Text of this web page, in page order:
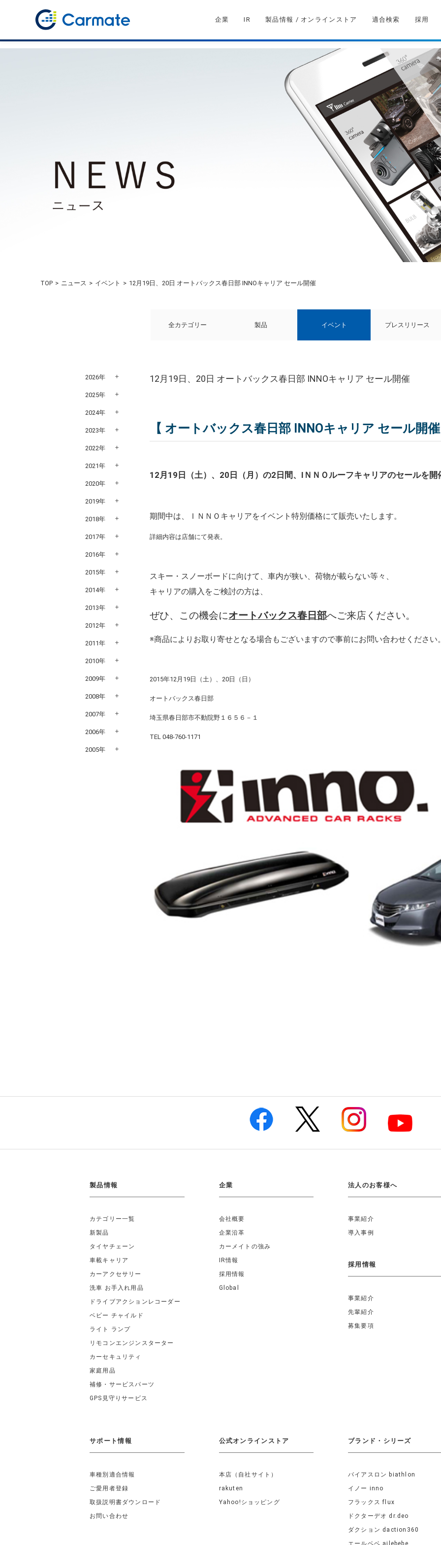
企業 IR 製品情報 / オンラインストア 適合検索 採用
TOP ニュース イベント 12月19日、20日 オートバックス春日部 INNOキャリア セール開催
全カテゴリー 製品 イベント プレスリリース
12月19日、20日 オートバックス春日部 INNOキャリア セール開催
【 オートバックス春日部 INNOキャリア セール開
12月19日（土）、20日（月）の2日間、IＮＮＯルーフキャリアのセールを開
期間中は、ＩＮＮＯキャリアをイベント特別価格にて販売いたします。
詳細内容は店舗にて発表。
スキー・スノーボードに向けて、車内が狭い、荷物が載らない等々、
キャリアの購入をご検討の方は、
ぜひ、この機会にオートバックス春日部へご来店ください。
※商品によりお取り寄せとなる場合もございますので事前にお問い合わせください
2015年12月19日（土）、20日（日）
オートバックス春日部
埼玉県春日部市不動院野１６５６－１
TEL 048-760-1171
2026年
2025年
2024年
2023年
2022年
2021年
2020年
2019年
2018年
2017年
2016年
2015年
2014年
2013年
2012年
2011年
2010年
2009年
2008年
2007年
2006年
2005年
製品情報
カテゴリー一覧
新製品
タイヤチェーン
車載キャリア
カーアクセサリー
洗車 お手入れ用品
ドライブアクションレコーダー
ベビー チャイルド
ライト ランプ
リモコンエンジンスターター
カーセキュリティ
家庭用品
補修・サービスパーツ
GPS見守りサービス
企業
会社概要
企業沿革
カーメイトの強み
IR情報
採用情報
Global
法人のお客様へ
事業紹介
導入事例
採用情報
事業紹介
先輩紹介
募集要項
サポート情報
車種別適合情報
ご愛用者登録
取扱説明書ダウンロード
お問い合わせ
公式オンラインストア
本店（自社サイト）
rakuten
Yahoo!ショッピング
ブランド・シリーズ
バイアスロン biathlon
イノー inno
フラックス flux
ドクターデオ dr.deo
ダクション daction360